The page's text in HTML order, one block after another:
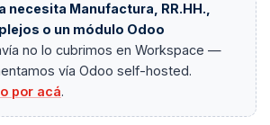
necesita Manufactura, RR.HH.,
o un módulo Odoo
no lo cubrimos en Workspace —
vía Odoo self-hosted.
por acá.